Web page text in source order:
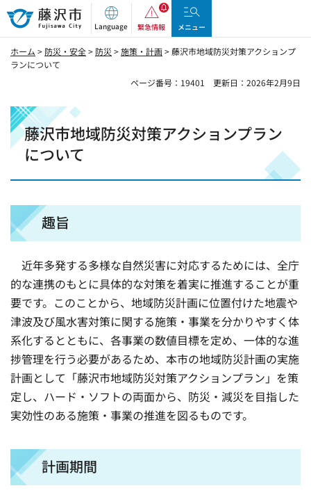
藤沢市
Language 緊急情報 メニュー
ホーム > 防災・安全> 防災 >施策・計画> 藤沢市地域防災対策アクションプ
ランについて
ページ番号：19401
更新日：2026年2月9日
藤沢市地域防災対策アクションプラン
について
趣旨
近年多発する多様な自然災害に対応するためには、全庁
的な連携のもとに具体的な対策を着実に推進することが重
要です。このことから、地域防災計画に位置付けた地震や
津波及び風水害対策に関する施策・事業を分かりやすく体
系化するとともに、各事業の数値目標を定め、一体的な進
捗管理を行う必要があるため、本市の地域防災計画の実施
計画として「藤沢市地域防災対策アクションプラン」を策
定し、ハード・ソフトの両面から、防災・減災を目指した
実効性のある施策・事業の推進を図るものです。
計画期間